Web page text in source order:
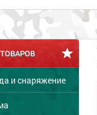
и снаряжение